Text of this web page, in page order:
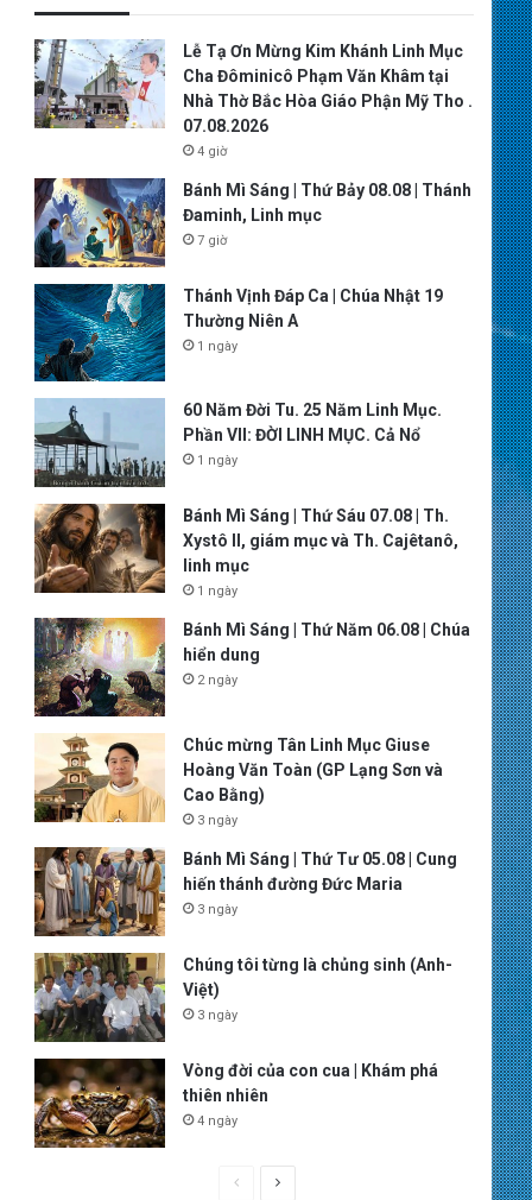
Lễ Tạ Ơn Mừng Kim Khánh Linh Mục
Cha Đôminicô Phạm Văn Khâm tại
Nhà Thờ Bắc Hòa Giáo Phận Mỹ Tho .
07.08.2026
4 giờ
Bánh Mì Sáng | Thứ Bảy 08.08 | Thánh
Đaminh, Linh mục
7 giờ
Thánh Vịnh Đáp Ca | Chúa Nhật 19
Thường Niên A
1 ngày
60 Năm Đời Tu. 25 Năm Linh Mục.
Phần VII: ĐỜI LINH MỤC. Cả Nổ
1 ngày
Bánh Mì Sáng | Thứ Sáu 07.08 | Th.
Xystô II, giám mục và Th. Cajêtanô,
linh mục
1 ngày
Bánh Mì Sáng | Thứ Năm 06.08 | Chúa
hiển dung
2 ngày
Chúc mừng Tân Linh Mục Giuse
Hoàng Văn Toàn (GP Lạng Sơn và
Cao Bằng)
3 ngày
Bánh Mì Sáng | Thứ Tư 05.08 | Cung
hiến thánh đường Đức Maria
3 ngày
Chúng tôi từng là chủng sinh (Anh-
Việt)
3 ngày
Vòng đời của con cua | Khám phá
thiên nhiên
4 ngày